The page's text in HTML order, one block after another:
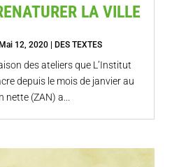
LA VILLE
Mai 12, 2020| DES TEXTES
des ateliers que L’Institut
depuis le mois de janvier au
nette (ZAN) a...